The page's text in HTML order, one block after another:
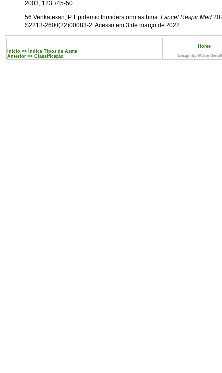
2003; 123:745-50.
56.Venkatesan, P. Epidemic thunderstorm asthma. Lancet Respir Med
S2213-2600(22)00083-2. Acesso em 3 de março de 2022.
Início << Índice Tipos de Asma
Anterior << Classificação
Home
Design by Walter